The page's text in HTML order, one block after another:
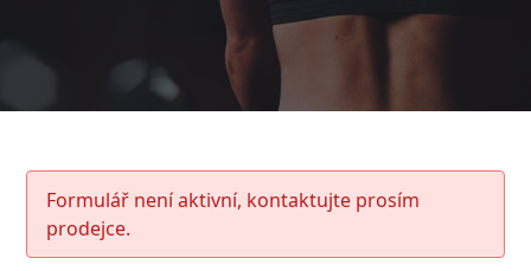
Formulář není aktivní, kontaktujte prosím
prodejce.